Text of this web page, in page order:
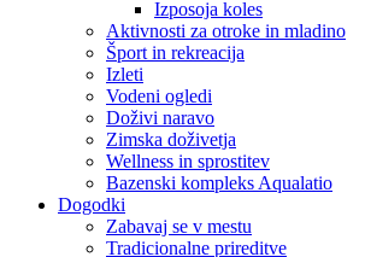
Izposoja koles
Aktivnosti za otroke in mladino
Šport in rekreacija
Izleti
Vodeni ogledi
Doživi naravo
Zimska doživetja
Wellness in sprostitev
Bazenski kompleks Aqualatio
Dogodki
Zabavaj se v mestu
Tradicionalne prireditve